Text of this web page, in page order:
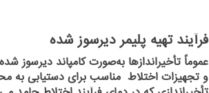
فرآیند تهیه پلیمر دیرسوز شده
عموماً تأخیراندازها به‌صورت کامپاند
و تجهیزات اختلاط مناسب برای دستیابی